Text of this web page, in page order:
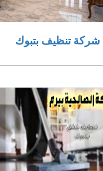
شركة تنظيف بتبوك